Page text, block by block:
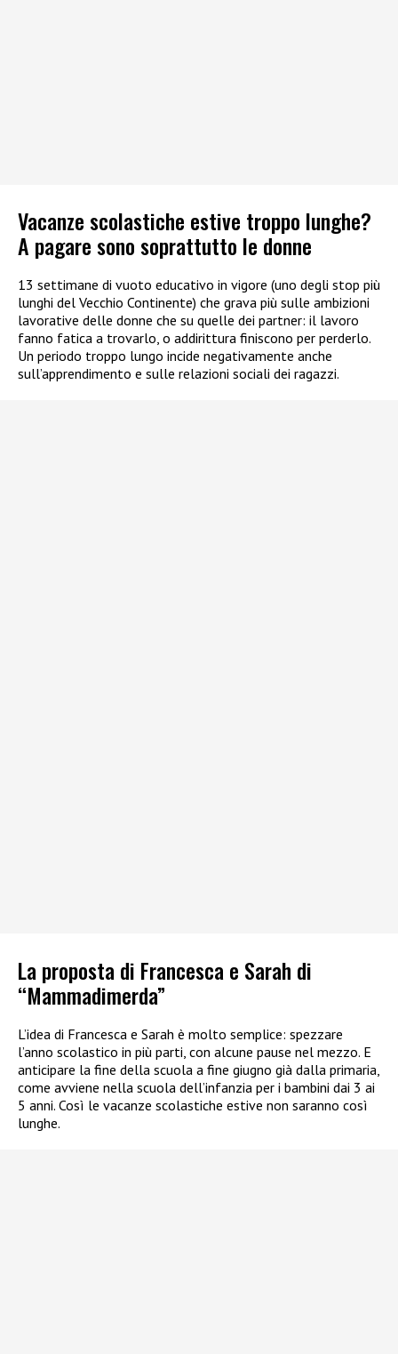
Vacanze scolastiche estive troppo lunghe?
A pagare sono soprattutto le donne
13 settimane di vuoto educativo in vigore (uno degli stop più
lunghi del Vecchio Continente) che grava più sulle ambizioni
lavorative delle donne che su quelle dei partner: il lavoro
fanno fatica a trovarlo, o addirittura finiscono per perderlo.
Un periodo troppo lungo incide negativamente anche
sull’apprendimento e sulle relazioni sociali dei ragazzi.
La proposta di Francesca e Sarah di
“Mammadimerda”
L’idea di Francesca e Sarah è molto semplice: spezzare
l’anno scolastico in più parti, con alcune pause nel mezzo. E
anticipare la fine della scuola a fine giugno già dalla primaria,
come avviene nella scuola dell’infanzia per i bambini dai 3 ai
5 anni. Così le vacanze scolastiche estive non saranno così
lunghe.